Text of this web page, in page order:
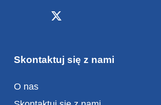
Skontaktuj się z nami
O nas